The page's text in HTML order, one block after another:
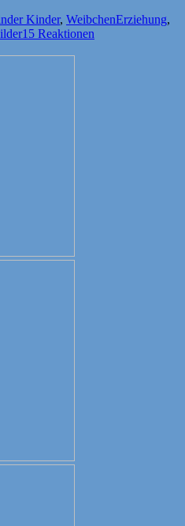
Kinder, WeibchenSchlagwörter
Erziehung,
15 Reaktionen